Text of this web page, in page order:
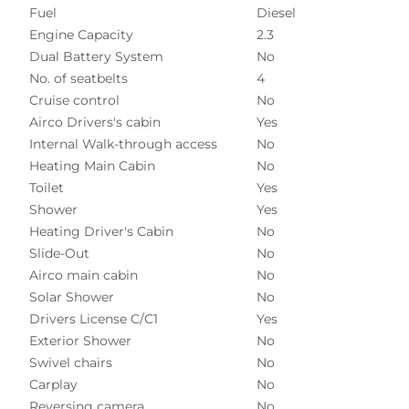
Fuel
Diesel
Engine Capacity
2.3
Dual Battery System
No
No. of seatbelts
4
Cruise control
No
Airco Drivers's cabin
Yes
Internal Walk-through access
No
Heating Main Cabin
No
Toilet
Yes
Shower
Yes
Heating Driver's Cabin
No
Slide-Out
No
Airco main cabin
No
Solar Shower
No
Drivers License C/C1
Yes
Exterior Shower
No
Swivel chairs
No
Carplay
No